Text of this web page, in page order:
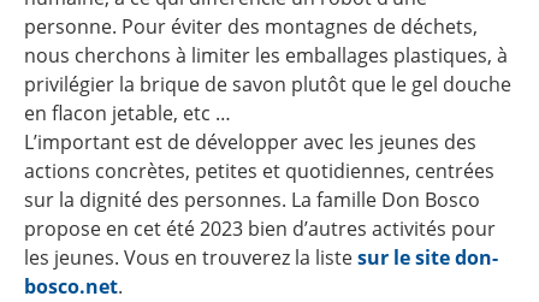
personne. Pour éviter des montagnes de déchets,
nous cherchons à limiter les emballages plastiques, à
privilégier la brique de savon plutôt que le gel douche
en flacon jetable, etc …
L’important est de développer avec les jeunes des
actions concrètes, petites et quotidiennes, centrées
sur la dignité des personnes. La famille Don Bosco
propose en cet été 2023 bien d’autres activités pour
les jeunes. Vous en trouverez la listesur le site don-
bosco.net.